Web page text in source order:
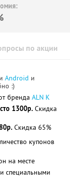
по акции
Android и
:)
бренда ALN K
1300р. Скидка
Скидка 65%
купонов
на месте
специальными